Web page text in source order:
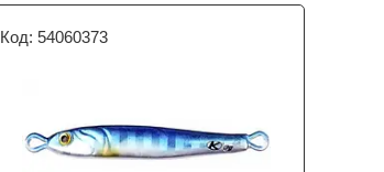
54060373